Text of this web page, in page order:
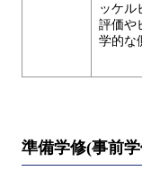
ッケル
評価や
学的な
準備学修(事前